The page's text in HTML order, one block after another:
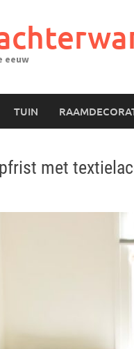
eeuw
TUIN
met